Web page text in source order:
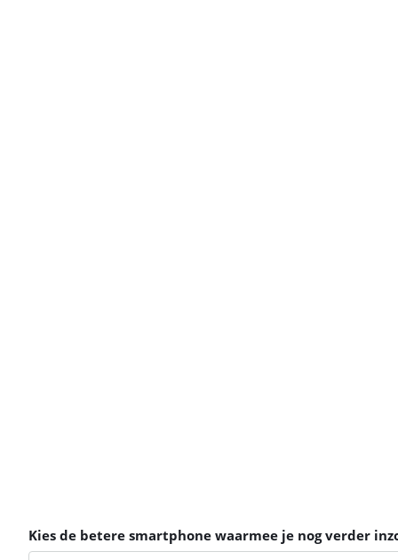
Kies de betere smartphone waarmee je nog verder